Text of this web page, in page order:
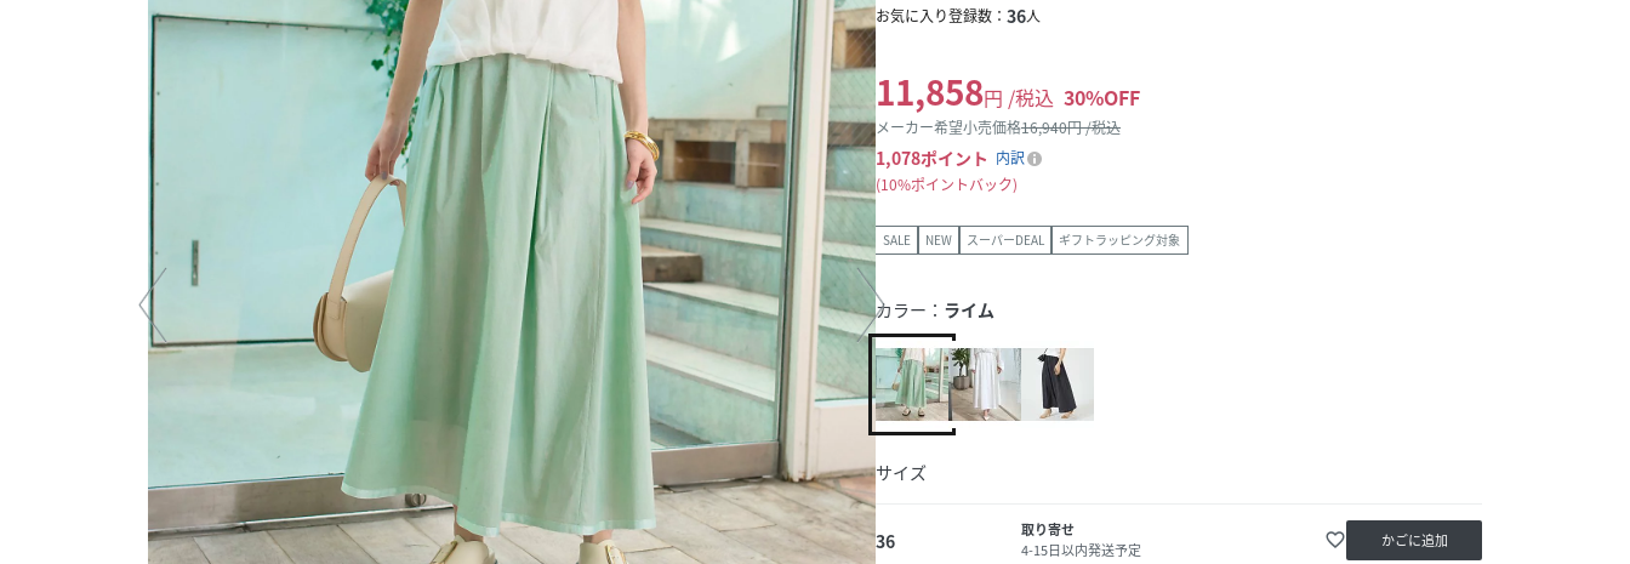
お気に入り登録数： 36人
11,858円 /税込 30%OFF
メーカー希望小売価格16,940円 /税込
1,078ポイント 内訳
10%ポイントバック
SALE NEW スーパーDEAL ギフトラッピング対象
カラー： ライム
サイズ
36
取り寄せ
4-15日以内発送予定
favorite_border かごに追加